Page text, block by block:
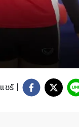
แชร์ |